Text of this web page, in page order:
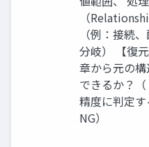
（
（例：接続
分岐） 【復
章から元の
できるか？
精度に判定
NG）